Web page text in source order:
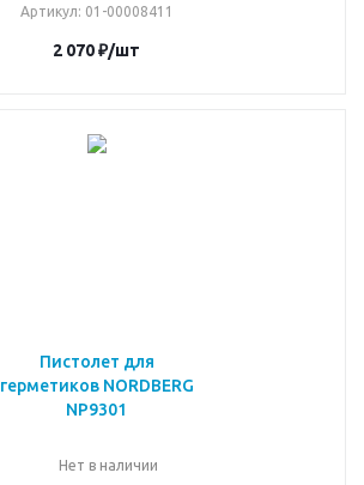
Артикул: 01-00008411
2 070₽/шт
Пистолет для
герметиков NORDBERG
NP9301
Нет в наличии